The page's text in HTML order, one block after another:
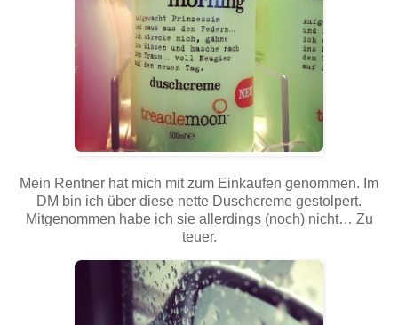
Mein Rentner hat mich mit zum Einkaufen genommen. Im
DM bin ich über diese nette Duschcreme gestolpert.
Mitgenommen habe ich sie allerdings (noch) nicht… Zu
teuer.